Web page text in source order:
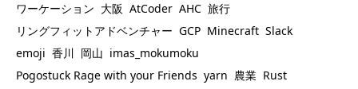
ワーケーション 大阪 AtCoder AHC 旅行
リングフィットアドベンチャー GCP Minecraft Slack
emoji 香川 岡山 imas_mokumoku
Pogostuck Rage with your Friends yarn 農業 Rust